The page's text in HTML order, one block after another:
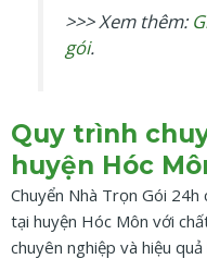
>>> Xem thêm:
gói.
Quy trình
huyện Hóc
Chuyển Nhà Trọn Gói
tại huyện Hóc Môn với
chuyên nghiệp và hiệu